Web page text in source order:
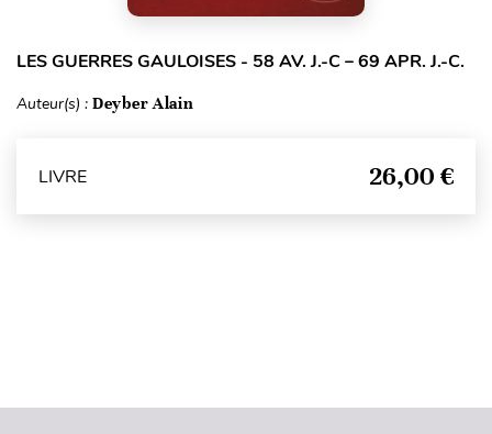
LES GUERRES GAULOISES - 58 AV. J.-C – 69 APR. J.-C.
Auteur(s) : Deyber Alain
LIVRE 26,00 €